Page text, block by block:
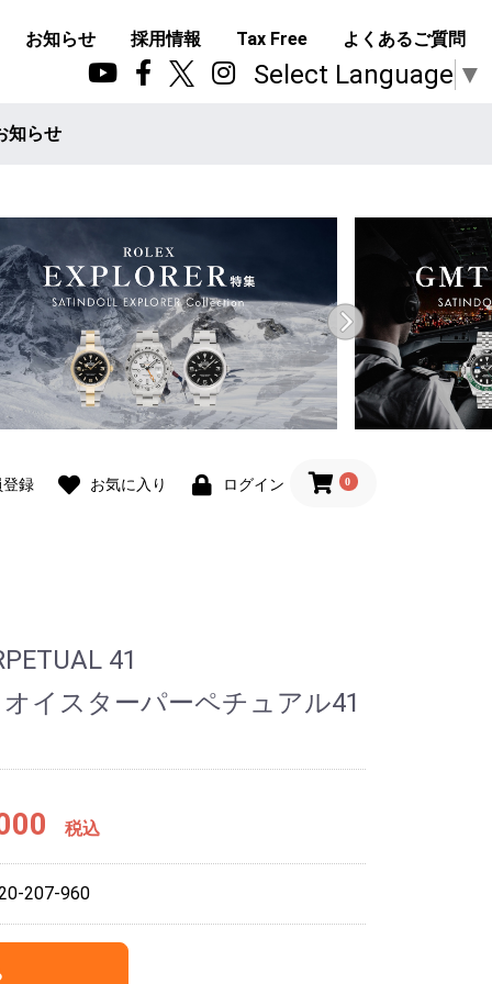
お知らせ 採用情報 Tax Free よくあるご質問
Select Language ▼
知らせ
登録 お気に入り ログイン 0
41
イスターパーペチュアル41
税込
207-960